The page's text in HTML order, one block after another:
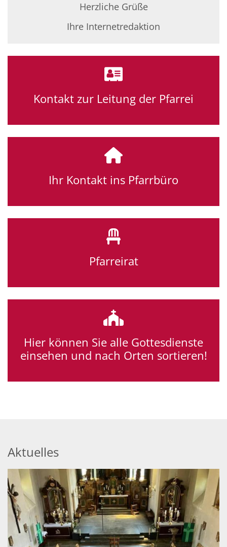
Herzliche Grüße
Ihre Internetredaktion
Kontakt zur Leitung der Pfarrei
Ihr Kontakt ins Pfarrbüro
Pfarreirat
Hier können Sie alle Gottesdienste
einsehen und nach Orten sortieren!
Aktuelles